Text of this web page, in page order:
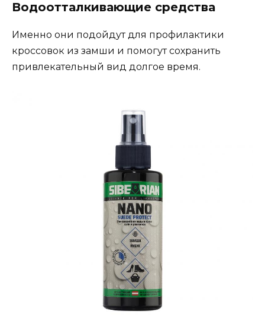
Водоотталкивающие средства
Именно они подойдут для профилактики
кроссовок из замши и помогут сохранить
привлекательный вид долгое время.